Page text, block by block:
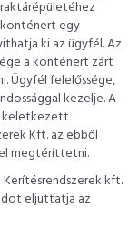
raktárépületéhez
egy
ki az ügyfél. Az
a konténert zárt
Ügyfél felelőssége,
kezelje. A
keletkezett
Kft. az ebből
megtéríttetni.
kft.
eljuttatja az